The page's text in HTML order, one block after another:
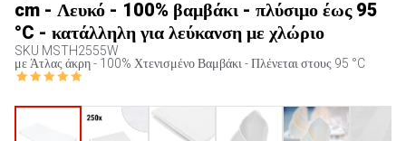
cm - Λευκό - 100% βαμβάκι - πλύσιμο έως 95
°C - κατάλληλη για λεύκανση με χλώριο
SKU MSTH2555W
με Άτλας άκρη - 100% Χτενισμένο Βαμβάκι - Πλένεται στους 95 °C